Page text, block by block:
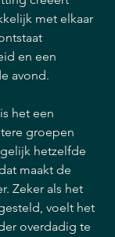
met elkaar
en een
avond.
het een
groepen
hetzelfde
maakt de
Zeker als het
voelt het
overdadig te